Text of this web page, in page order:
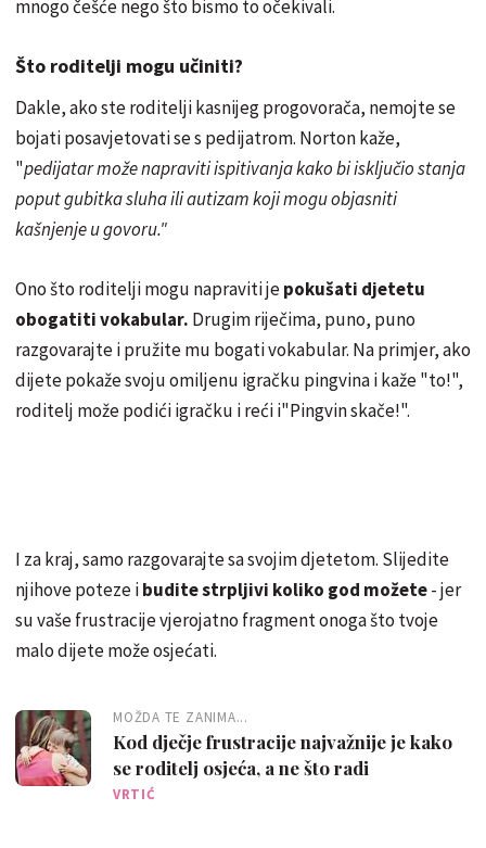
mnogo češće nego što bismo to očekivali.
Što roditelji mogu učiniti?
Dakle, ako ste roditelji kasnijeg progovorača, nemojte se
bojati posavjetovati se s pedijatrom. Norton kaže,
"pedijatar može napraviti ispitivanja kako bi isključio stanja
poput gubitka sluha ili autizam koji mogu objasniti
kašnjenje u govoru."
Ono što roditelji mogu napraviti jepokušati djetetu
obogatiti vokabular. Drugim riječima, puno, puno
razgovarajte i pružite mu bogati vokabular. Na primjer, ako
dijete pokaže svoju omiljenu igračku pingvina i kaže "to!",
roditelj može podići igračku i reći i"Pingvin skače!".
I za kraj, samo razgovarajte sa svojim djetetom. Slijedite
njihove poteze ibudite strpljivi koliko god možete- jer
su vaše frustracije vjerojatno fragment onoga što tvoje
malo dijete može osjećati.
MOŽDA TE ZANIMA...
Kod dječje frustracije najvažnije je kako
se roditelj osjeća, a ne što radi
VRTIĆ